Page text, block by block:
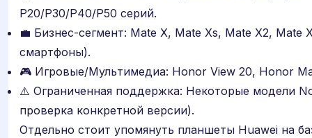
P20/P30/P40/P50 серий.
💼 Бизнес-сегмент: Mate X, Mate Xs, Mate X2, Mate
смартфоны).
🎮 Игровые/Мультимедиа: Honor View 20, Honor
⚠️ Ограниченная поддержка: Некоторые модели
проверка конкретной версии).
Отдельно стоит упомянуть планшеты Huawei на